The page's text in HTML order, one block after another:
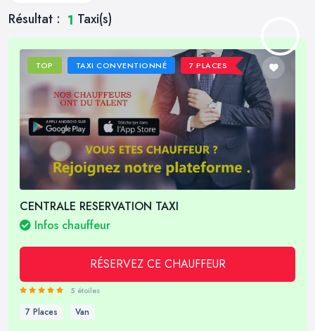
Résultat : 1 Taxi(s)
TOP TAXI CONVENTIONNÉ 7 PLACES
CENTRALE RESERVATION TAXI
Infos chauffeur
RÉSERVEZ CE CHAUFFEUR
5 étoiles
7 Places Van